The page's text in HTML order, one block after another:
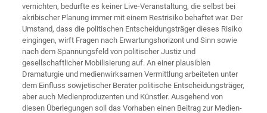
vernichten, bedurfte es keiner Live-Veranstaltung, die selbst bei
akribischer Planung immer mit einem Restrisiko behaftet war. Der
Umstand, dass die politischen Entscheidungsträger dieses Risiko
eingingen, wirft Fragen nach Erwartungshorizont und Sinn sowie
nach dem Spannungsfeld von politischer Justiz und
gesellschaftlicher Mobilisierung auf. An einer plausiblen
Dramaturgie und medienwirksamen Vermittlung arbeiteten unter
dem Einfluss sowjetischer Berater politische Entscheidungsträger,
aber auch Medienproduzenten und Künstler. Ausgehend von
diesen Überlegungen soll das Vorhaben einen Beitrag zur Medien-